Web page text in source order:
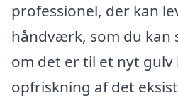
professionel, der kan
håndværk, som du kan
om det er til et nyt gulv
opfriskning af det